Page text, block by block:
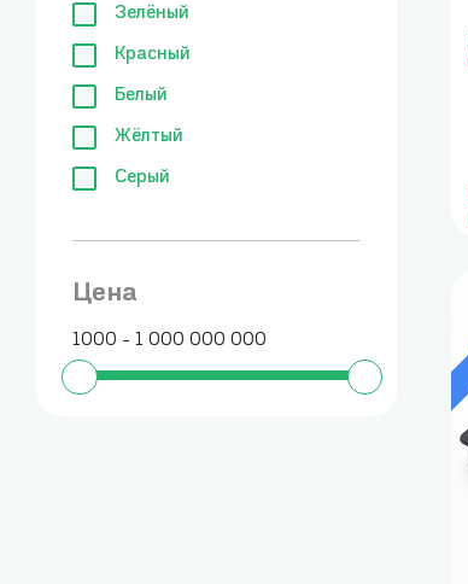
Зелёный
Красный
Белый
Жёлтый
Серый
Цена
1000 - 1 000 000 000